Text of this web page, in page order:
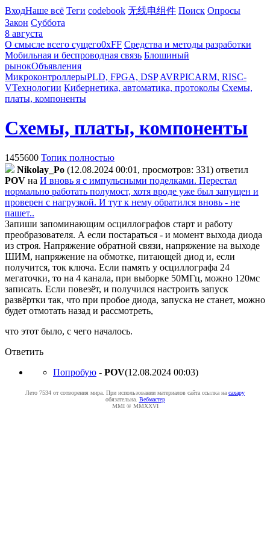
ВходНаше всё Теги codebook 无线电组件 Поиск Опросы
Закон Суббота
8 августа
О смысле всего сущего0xFF Средства и методы разработки
Мобильная и беспроводная связь Блошиный
рынокОбъявления
МикроконтроллерыPLD, FPGA, DSP AVRPICARM, RISC-
VТехнологии Кибернетика, автоматика, протоколы Схемы,
платы, компоненты
Схемы, платы, компоненты
1455600 Топик полностью
Nikolay_Po (12.08.2024 00:01, просмотров: 331) ответил
POV на И вновь я с импульсными поделками. Перестал
нормально работать полумост, хотя вроде уже был запущен и
проверен с нагрузкой. И тут к нему обратился вновь - не
пашет..
Запиши запоминающим осциллографов старт и работу
преобразователя. А если постараться - и момент выхода диода
из строя. Напряжение обратной связи, напряжение на выходе
ШИМ, напряжение на обмотке, питающей диод и, если
получится, ток ключа. Если память у осциллографа 24
мегаточки, то на 4 канала, при выборке 50МГц, можно 120мс
записать. Если повезёт, и получился настроить запуск
развёртки так, что при пробое диода, запуска не станет, можно
будет отмотать назад и рассмотреть,
что этот было, с чего началось.
Ответить
Попробую - POV(12.08.2024 00:03)
Лето 7534 от сотворения мира. При использовании материалов сайта ссылка на caxapу
обязательна. Вебмастер
MMI © MMXXVI